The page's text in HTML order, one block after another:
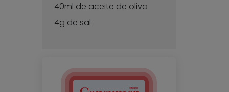
40ml de aceite de oliva
4g de sal